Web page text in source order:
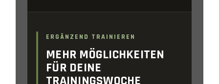
ERGÄNZEND TRAINIEREN
MEHR MÖGLICHKEITEN
FÜR DEINE